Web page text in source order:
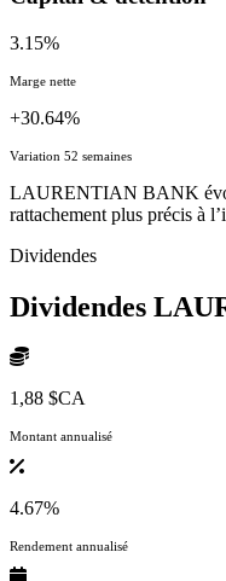
3.15%
Marge nette
+30.64%
Variation 52 semaines
LAURENTIAN BANK
rattachement plus précis à
Dividendes
Dividendes
1,88 $CA
Montant annualisé
4.67%
Rendement annualisé